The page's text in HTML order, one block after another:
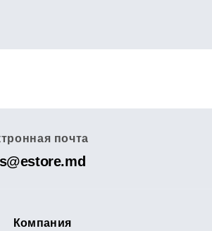
почта
Компания